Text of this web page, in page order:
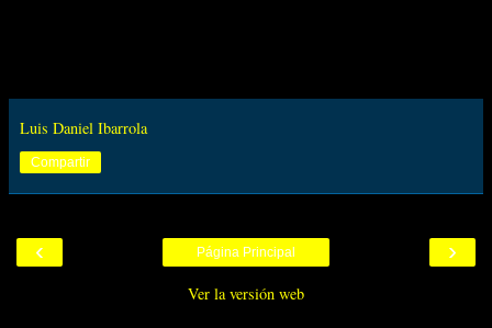
Luis Daniel Ibarrola
Compartir
‹ ›
Página Principal
Ver la versión web